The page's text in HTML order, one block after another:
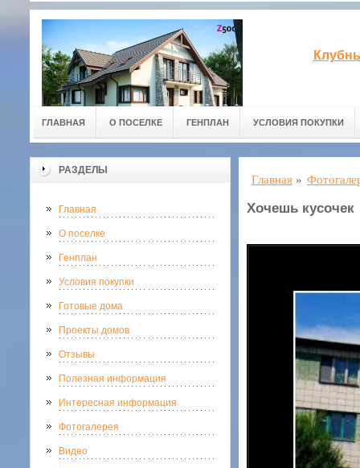
ГЛАВНАЯ О ПОСЕЛКЕ ГЕНПЛАН УСЛОВИЯ ПОКУПКИ
РАЗДЕЛЫ
Главная
О поселке
Генплан
Условия покупки
Готовые дома
Проекты домов
Отзывы
Полезная информация
Интересная информация
Фотогалерея
Видео
Главная »
Хочешь кусочек